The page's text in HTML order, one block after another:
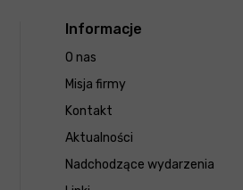
Informacje
O nas
Misja firmy
Kontakt
Aktualności
Nadchodzące wydarzenia